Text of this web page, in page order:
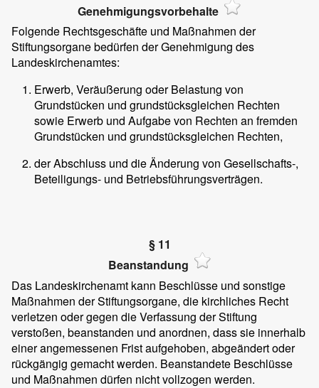
Genehmigungsvorbehalte
Folgende Rechtsgeschäfte und Maßnahmen der
Stiftungsorgane bedürfen der Genehmigung des
Landeskirchenamtes:
Erwerb, Veräußerung oder Belastung von
Grundstücken und grundstücksgleichen Rechten
sowie Erwerb und Aufgabe von Rechten an fremden
Grundstücken und grundstücksgleichen Rechten,
der Abschluss und die Änderung von Gesellschafts-,
Beteiligungs- und Betriebsführungsverträgen.
§ 11
Beanstandung
Das Landeskirchenamt kann Beschlüsse und sonstige
Maßnahmen der Stiftungsorgane, die kirchliches Recht
verletzen oder gegen die Verfassung der Stiftung
verstoßen, beanstanden und anordnen, dass sie innerhalb
einer angemessenen Frist aufgehoben, abgeändert oder
rückgängig gemacht werden. Beanstandete Beschlüsse
und Maßnahmen dürfen nicht vollzogen werden.